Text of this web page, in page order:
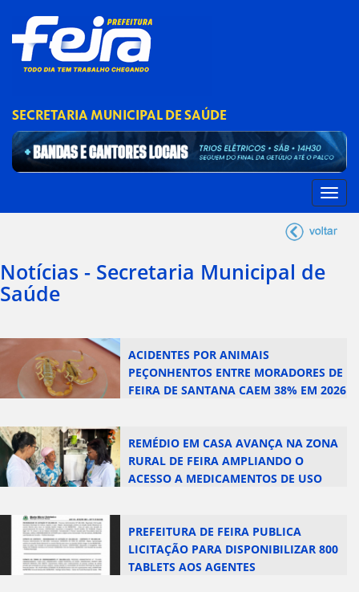
SECRETARIA MUNICIPAL DE SAÚDE
Notícias - Secretaria Municipal de
Saúde
ACIDENTES POR ANIMAIS
PEÇONHENTOS ENTRE MORADORES DE
FEIRA DE SANTANA CAEM 38% EM 2026
REMÉDIO EM CASA AVANÇA NA ZONA
RURAL DE FEIRA AMPLIANDO O
ACESSO A MEDICAMENTOS DE USO
PREFEITURA DE FEIRA PUBLICA
LICITAÇÃO PARA DISPONIBILIZAR 800
TABLETS AOS AGENTES